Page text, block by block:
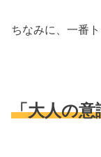
ちなみに、一番
「大人の